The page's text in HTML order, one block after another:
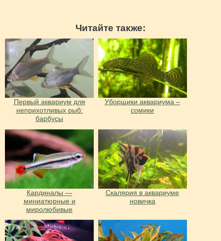
Читайте также:
Первый аквариум для
неприхотливых рыб:
барбусы
Уборщики аквариума –
сомики
Кардиналы —
миниатюрные и
миролюбивые
Скалярия в аквариуме
новичка